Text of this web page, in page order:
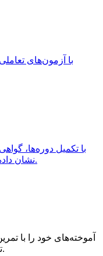
با آزمون‌های
با تکمیل دوره‌ها،
نشان داده و اعتبار پورتفولیوی خود را افزایش دهید.
آموخته‌های خود را با
تثبیت شده و دانش عملی‌تان عمیق‌تر شود.